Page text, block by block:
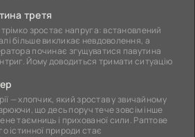
третя
зростає напруга: встановлений
більше викликає невдоволення, а
починає згущуватися павутина
Йому доводиться тримати ситуацію
— хлопчик, який зростав у звичайному
що десь поруч тече зовсім інше
таємниць і прихованої сили. Раптове
істинної природи стає